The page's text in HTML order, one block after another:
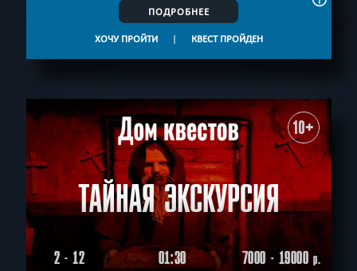
ПОДРОБНЕЕ
ХОЧУ ПРОЙТИ | КВЕСТ ПРОЙДЕН
10+
ТАЙНАЯ ЭКСКУРСИЯ
2 - 12 01:30 7000 - 19000р.